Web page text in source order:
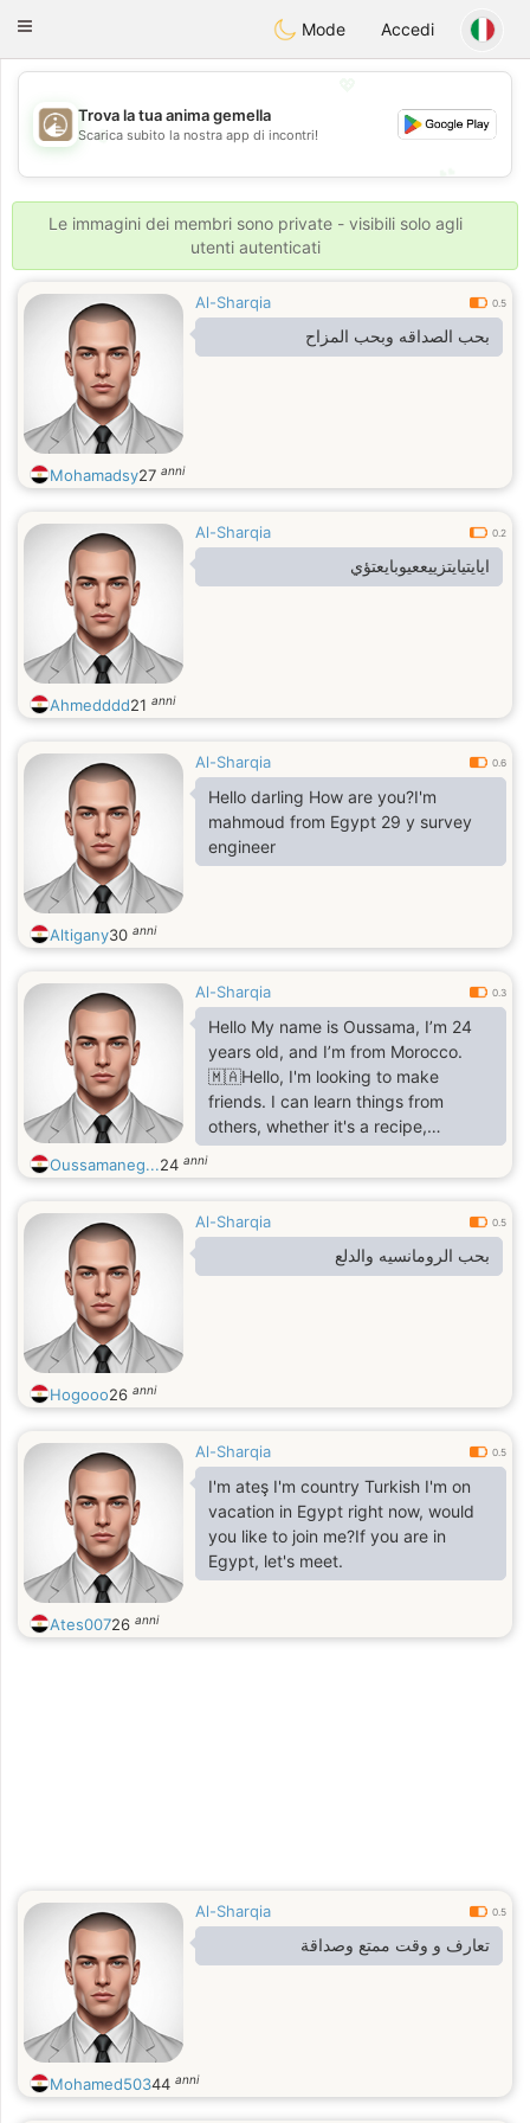
ahebik
Toggle
Mode Accedi
💖
💕
Trova la tua anima gemella
Scarica subito la nostra app di incontri!
Le immagini dei membri sono private - visibili solo agli
utenti autenticati
Al-Sharqia 0.5
بحب الصداقه وبحب المزاح
Mohamadsy27 anni
Al-Sharqia 0.2
ايايتيايتزييععيوبايعتؤي
Ahmedddd21 anni
Al-Sharqia 0.6
Hello darling How are you?I'm
mahmoud from Egypt 29 y survey
engineer
Altigany30 anni
Al-Sharqia 0.3
Hello My name is Oussama, I’m 24
years old, and I’m from Morocco.
🇲🇦Hello, I'm looking to make
friends. I can learn things from
others, whether it's a recipe,
traditions, routines, or much more. I
can't wait to meet new people.
Ghibli, crafts, cooking, and travel. I
really love mountains and sports. I'm
an athletic person and I love looking
Oussamaneg...24 anni
Al-Sharqia 0.5
بحب الرومانسيه والدلع
Hogooo26 anni
Al-Sharqia 0.5
I'm ateş I'm country Turkish I'm on
vacation in Egypt right now, would
you like to join me?If you are in
Egypt, let's meet.
Ates00726 anni
Al-Sharqia 0.5
تعارف و وقت ممتع وصداقة
Mohamed50344 anni